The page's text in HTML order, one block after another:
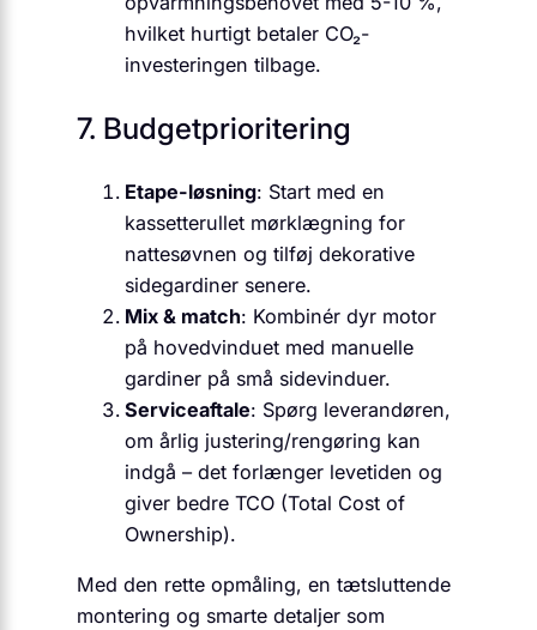
hvilket hurtigt betaler CO₂-
investeringen tilbage.
7. Budgetprioritering
Etape-løsning: Start med en
kassetterullet mørklægning for
nattesøvnen og tilføj dekorative
sidegardiner senere.
Mix & match: Kombinér dyr motor
på hovedvinduet med manuelle
gardiner på små sidevinduer.
Serviceaftale: Spørg leverandøren,
om årlig justering/rengøring kan
indgå – det forlænger levetiden og
giver bedre TCO (Total Cost of
Ownership).
Med den rette opmåling, en tætsluttende
montering og smarte detaljer som